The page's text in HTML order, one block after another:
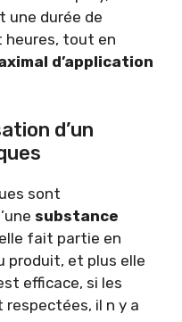
une durée de
heures, tout en
d’application
d’un
sont
substance
elle fait partie en
produit, et plus elle
efficace, si les
il n y a